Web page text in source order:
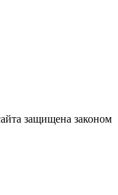
защищена законом